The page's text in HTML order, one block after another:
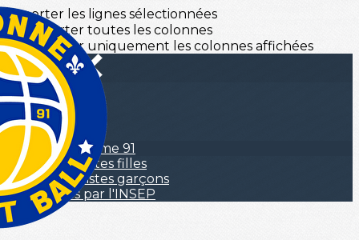
Exporter les lignes sélectionnées
Exporter toutes les colonnes
Exporter uniquement les colonnes affichées
Menu
>
NBA
Hall of Fame 91
Nos pôlistes filles
Nos pôlistes garçons
Passés par l'INSEP
?>